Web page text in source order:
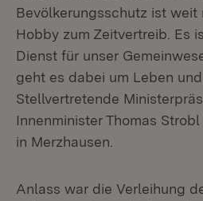
Bevölkerungsschutz ist weit
Hobby zum Zeitvertreib. Es
Dienst für unser
geht es dabei um Leben
Stellvertretende
Innenminister Thomas
in Merzhausen.
Anlass war die Verleihung